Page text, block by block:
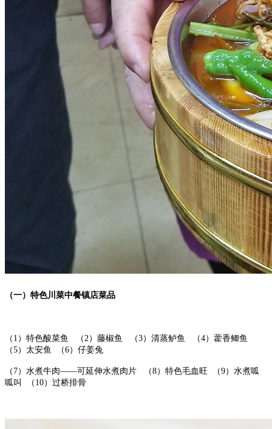
（一）特色川菜中餐镇店菜品
（1）特色酸菜鱼 （2）藤椒鱼 （3）清蒸鲈鱼 （4）藿香鲫鱼
（5）太安鱼 （6）仔姜兔
（7）水煮牛肉——可延伸水煮肉片 （8）特色毛血旺 （9）水煮呱
呱叫 （10）过桥排骨